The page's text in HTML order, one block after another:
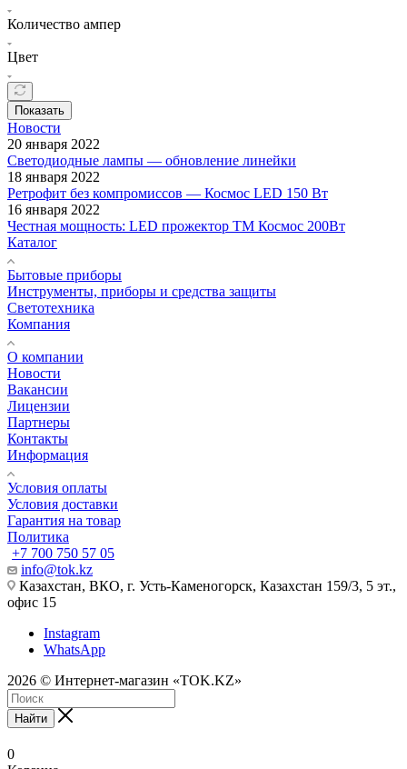
Количество ампер
Цвет
Показать
Новости
20 января 2022
Светодиодные лампы — обновление линейки
18 января 2022
Ретрофит без компромиссов — Космос LED 150 Вт
16 января 2022
Честная мощность: LED прожектор ТМ Космос 200Вт
Каталог
Бытовые приборы
Инструменты, приборы и средства защиты
Светотехника
Компания
О компании
Новости
Вакансии
Лицензии
Партнеры
Контакты
Информация
Условия оплаты
Условия доставки
Гарантия на товар
Политика
+7 700 750 57 05
info@tok.kz
Казахстан, ВКО, г. Усть-Каменогорск, Казахстан 159/3, 5 эт.,
офис 15
Instagram
WhatsApp
2026 © Интернет-магазин «TOK.KZ»
Найти
0